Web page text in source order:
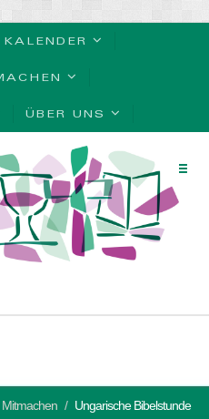
KALENDER
ÜBER UNS
Mitmachen Ungarische Bibelstunde